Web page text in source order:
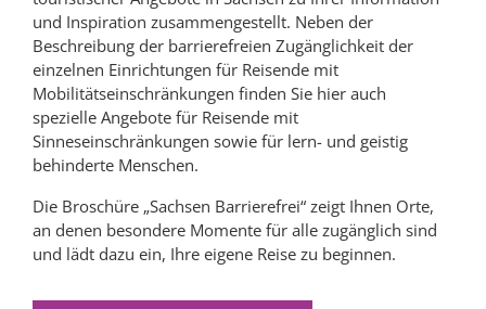
und Inspiration zusammengestellt. Neben der
Beschreibung der barrierefreien Zugänglichkeit der
einzelnen Einrichtungen für Reisende mit
Mobilitätseinschränkungen finden Sie hier auch
spezielle Angebote für Reisende mit
Sinneseinschränkungen sowie für lern- und geistig
behinderte Menschen.
Die Broschüre „Sachsen Barrierefrei“ zeigt Ihnen Orte,
an denen besondere Momente für alle zugänglich sind
und lädt dazu ein, Ihre eigene Reise zu beginnen.